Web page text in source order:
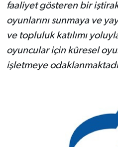
faaliyet gösteren bir
oyunlarını sunmaya ve
ve topluluk katılımı
oyuncular için küresel
işletmeye